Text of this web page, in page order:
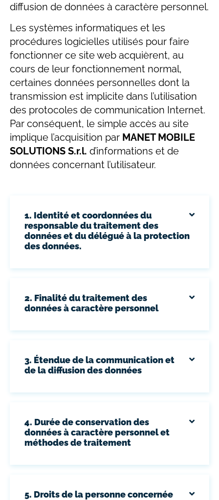
diffusion de données à caractère personnel.
Les systèmes informatiques et les
procédures logicielles utilisés pour faire
fonctionner ce site web acquièrent, au
cours de leur fonctionnement normal,
certaines données personnelles dont la
transmission est implicite dans l’utilisation
des protocoles de communication Internet.
Par conséquent, le simple accès au site
implique l’acquisition par MANET MOBILE
SOLUTIONS S.r.l. d’informations et de
données concernant l’utilisateur.
1. Identité et coordonnées du
responsable du traitement des
données et du délégué à la protection
des données.
2. Finalité du traitement des
données à caractère personnel
3. Étendue de la communication et
de la diffusion des données
4. Durée de conservation des
données à caractère personnel et
méthodes de traitement
5. Droits de la personne concernée